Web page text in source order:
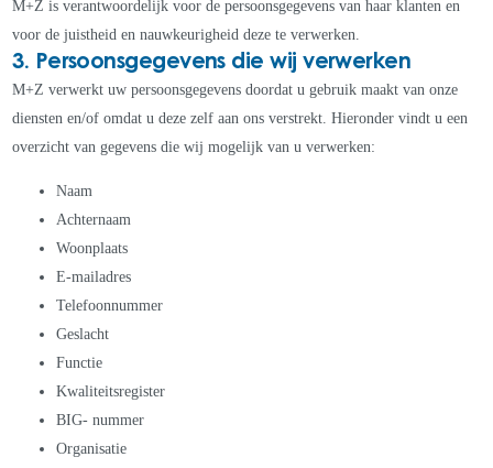
M+Z is verantwoordelijk voor de persoonsgegevens van haar klanten en
voor de juistheid en nauwkeurigheid deze te verwerken.
3. Persoonsgegevens die wij verwerken
M+Z verwerkt uw persoonsgegevens doordat u gebruik maakt van onze
diensten en/of omdat u deze zelf aan ons verstrekt. Hieronder vindt u een
overzicht van gegevens die wij mogelijk van u verwerken:
Naam
Achternaam
Woonplaats
E-mailadres
Telefoonnummer
Geslacht
Functie
Kwaliteitsregister
BIG- nummer
Organisatie